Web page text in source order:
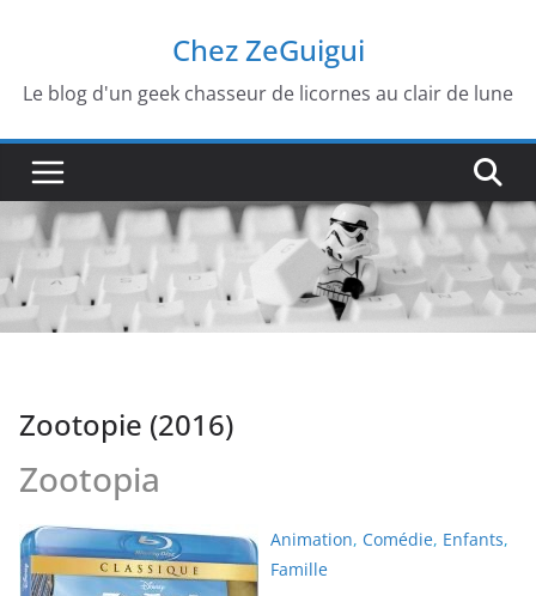
contenu
Chez ZeGuigui
Le blog d'un geek chasseur de licornes au clair de lune
Zootopie (2016)
Zootopia
Animation, Comédie, Enfants,
Famille